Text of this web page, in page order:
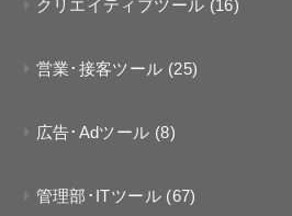
クリエイティブツール (16)
営業･接客ツール (25)
広告･Adツール (8)
管理部･ITツール (67)